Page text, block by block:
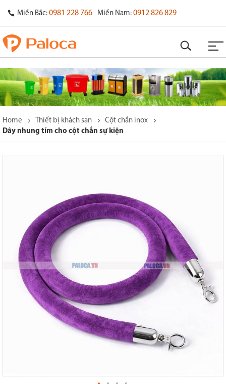
Miền Bắc: 0981 228 766 Miền Nam: 0912 826 829
Home Thiết bị khách sạn
Cột chắn inox
Dây nhung tím cho cột chắn sự kiện